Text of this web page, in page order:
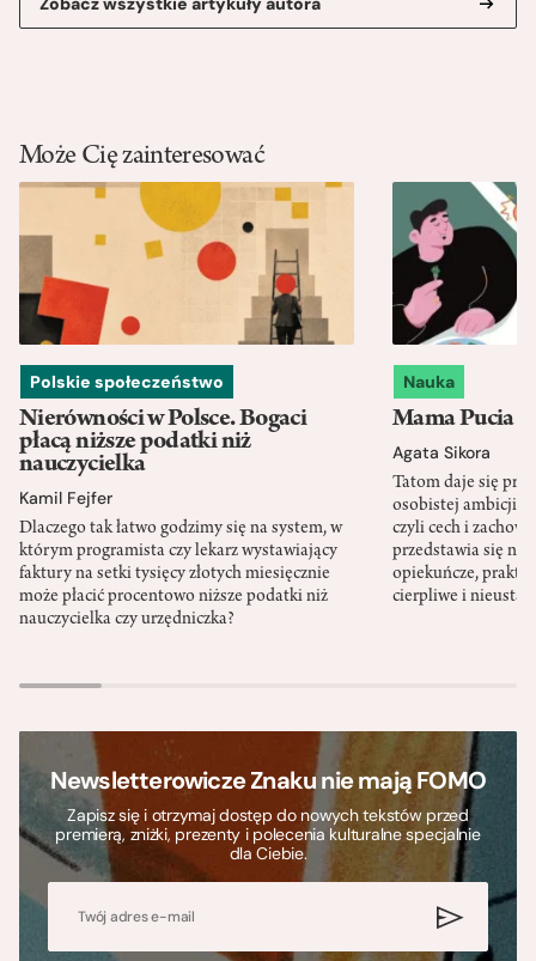
Może Cię zainteresować
Polskie społeczeństwo
Nierówności w Polsce. Bogaci
płacą niższe podatki niż
nauczycielka
Kamil Fejfer
Dlaczego tak łatwo godzimy się na system, w
którym programista czy lekarz wystawiający
faktury na setki tysięcy złotych miesięcznie
może płacić procentowo niższe podatki niż
nauczycielka czy urzędniczka?
Nauka
Mama Pucia
Agata Sikora
Tatom daje się
osobistej ambicji,
czyli cech i
przedstawia się
opiekuńcze,
cierpliwe i
Newsletterowicze Znaku nie mają FOMO
Zapisz się i otrzymaj dostęp do nowych tekstów przed
premierą, zniżki, prezenty i polecenia kulturalne specjalnie
dla Ciebie.